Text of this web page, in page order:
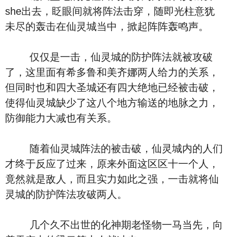
she出去，眨眼间就将阵法击穿，随即光柱意犹
未尽的轰击在仙灵城当中，掀起阵阵轰鸣声。
仅仅是一击，仙灵城的防护阵法就被攻破
了，这里面有希多鲁和美齐娜两人给力的关系，
但同时也和四大圣城还有四大绝地已经被击破，
使得仙灵城缺少了这八个地方输送的地脉之力，
防御能力大减也有关系。
随着仙灵城阵法的被击破，仙灵城内的人们
才终于反应了过来，原来外面这区区十一个人，
竟然就是敌人，而且实力如此之强，一击就将仙
灵城的防护阵法攻破两人。
几个久不出世的化神期老怪物一马当先，向